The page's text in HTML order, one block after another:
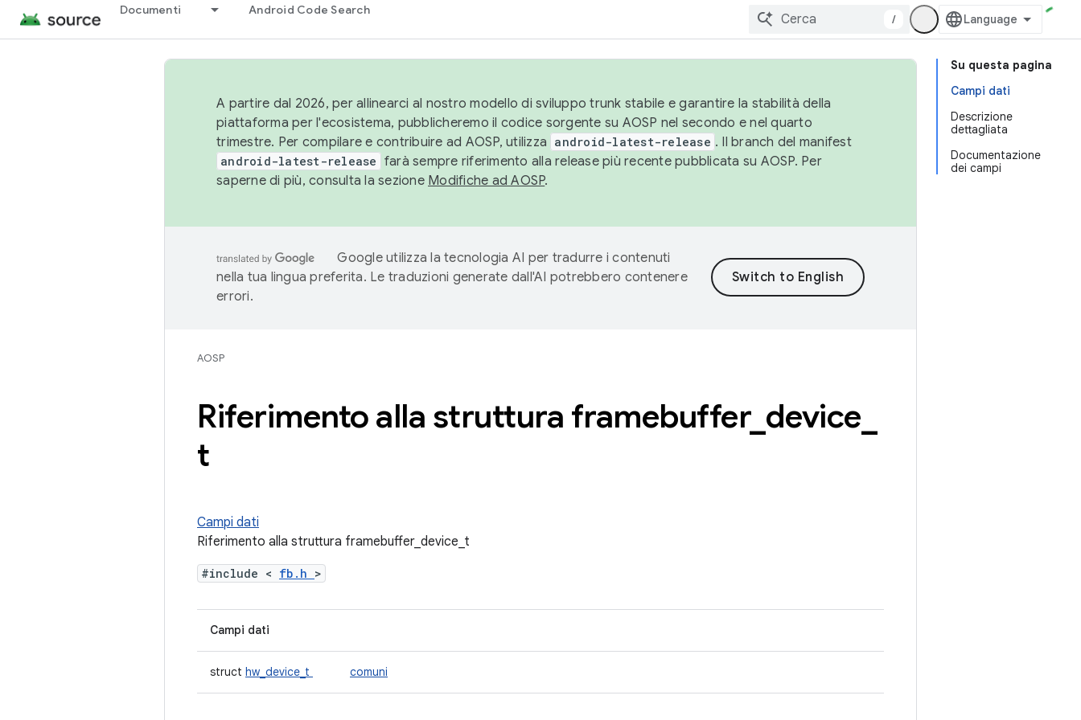
Documenti Android Code Search
/
Su questa pagina
Campi dati
Descrizione
dettagliata
Documentazione
dei campi
A partire dal 2026, per allinearci al nostro modello di sviluppo trunk stabile e garantire la stabilità della
piattaforma per l'ecosistema, pubblicheremo il codice sorgente su AOSP nel secondo e nel quarto
trimestre. Per compilare e contribuire ad AOSP, utilizza android-latest-release . Il branch del manifest
android-latest-release farà sempre riferimento alla release più recente pubblicata su AOSP. Per
saperne di più, consulta la sezione Modifiche ad AOSP.
Google utilizza la tecnologia AI per tradurre i contenuti
nella tua lingua preferita. Le traduzioni generate dall'AI potrebbero contenere
errori.
AOSP
Riferimento alla struttura framebuffer_ device
t
Campi dati
Riferimento alla struttura framebuffer_device_t
#include < fb.h >
Campi dati
struct hw_device_t comuni